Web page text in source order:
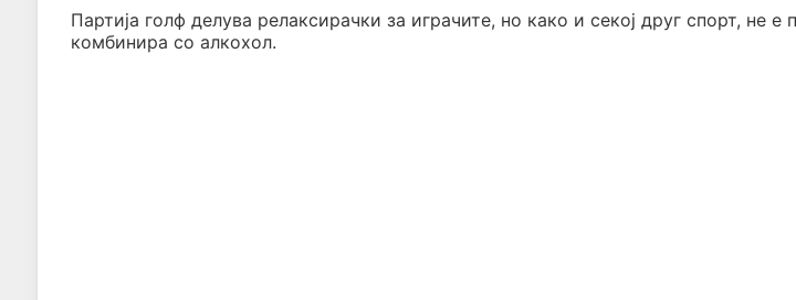
Партија голф делува релаксирачки за играчите, но како и секој друг спорт, не е
комбинира со алкохол.